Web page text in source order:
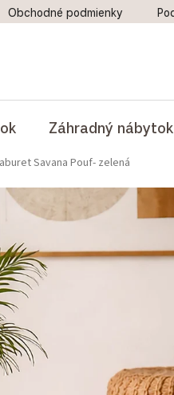
Obchodné podmienky
Záhradný nábytok
Savana Pouf- zelená